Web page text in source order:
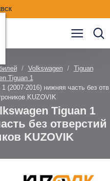
Volkswagen
Tiguan
Tiguan 1
(2007-2016) нижняя часть без отв
KUZOVIK
Tiguan 1
без отверстий
KUZOVIK